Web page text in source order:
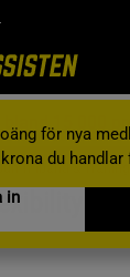
för nya
du handlar
in
Gummiband &